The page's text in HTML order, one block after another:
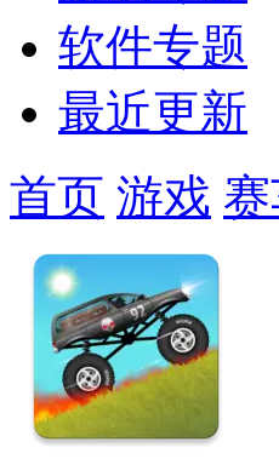
软件专题
最近更新
首页 游戏